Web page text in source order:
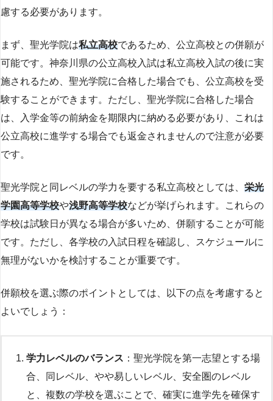
慮する必要があります。
まず、聖光学院は私立高校であるため、公立高校との併願が
可能です。神奈川県の公立高校入試は私立高校入試の後に実
施されるため、聖光学院に合格した場合でも、公立高校を受
験することができます。ただし、聖光学院に合格した場合
は、入学金等の前納金を期限内に納める必要があり、これは
公立高校に進学する場合でも返金されませんので注意が必要
です。
聖光学院と同レベルの学力を要する私立高校としては、 栄光
学園高等学校や浅野高等学校などが挙げられます。これらの
学校は試験日が異なる場合が多いため、併願することが可能
です。ただし、各学校の入試日程を確認し、スケジュールに
無理がないかを検討することが重要です。
併願校を選ぶ際のポイントとしては、以下の点を考慮すると
よいでしょう：
学力レベルのバランス ：聖光学院を第一志望とする場
合、同レベル、やや易しいレベル、安全圏のレベル
と、複数の学校を選ぶことで、確実に進学先を確保す